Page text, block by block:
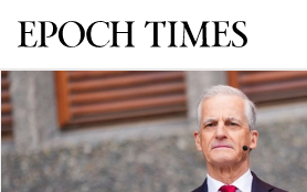
Svenska Epoch Times